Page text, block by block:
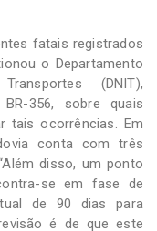
fatais registrados
o Departamento
(DNIT),
356, sobre quais
tais ocorrências. Em
conta com três
disso, um ponto
se em fase de
de 90 dias para
é de que este